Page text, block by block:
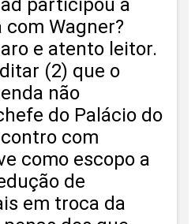
participou a
com Wagner?
e atento leitor.
(2) que o
não
do Palácio do
com
como escopo a
de
em troca da